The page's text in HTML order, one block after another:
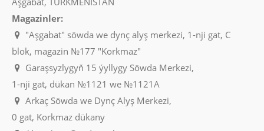
Magazinler:
"Aşgabat" söwda we dynç alyş merkezi, 1-nji gat, C
blok, magazin №177 "Korkmaz"
Garaşsyzlygyň 15 ýyllygy Söwda Merkezi,
1-nji gat, dükan №1121 we №1121A
Arkaç Söwda we Dynç Alyş Merkezi,
0 gat, Korkmaz dükany